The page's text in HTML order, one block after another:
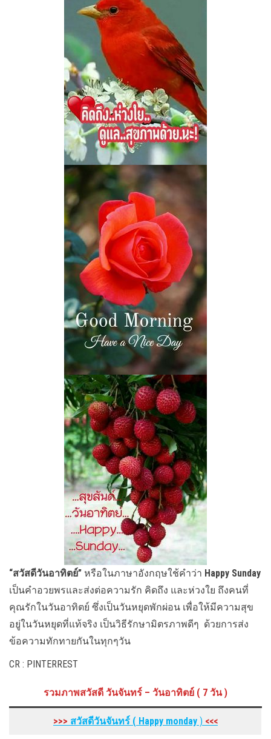
“สวัสดีวันอาทิตย์” หรือในภาษาอังกฤษใช้คำว่า Happy Sunday
เป็นคำอวยพรและส่งต่อความรัก คิดถึง และห่วงใย ถึงคนที่
คุณรักในวันอาทิตย์ ซึ่งเป็นวันหยุดพักผ่อน เพื่อให้มีความสุข
อยู่ในวันหยุดที่แท้จริง เป็นวิธีรักษามิตรภาพดีๆ ด้วยการส่ง
ข้อความทักทายกันในทุกๆวัน
CR : PINTERREST
รวมภาพสวัสดี วันจันทร์ – วันอาทิตย์ ( 7 วัน )
>>> สวัสดีวันจันทร์ ( Happy monday ) <<<